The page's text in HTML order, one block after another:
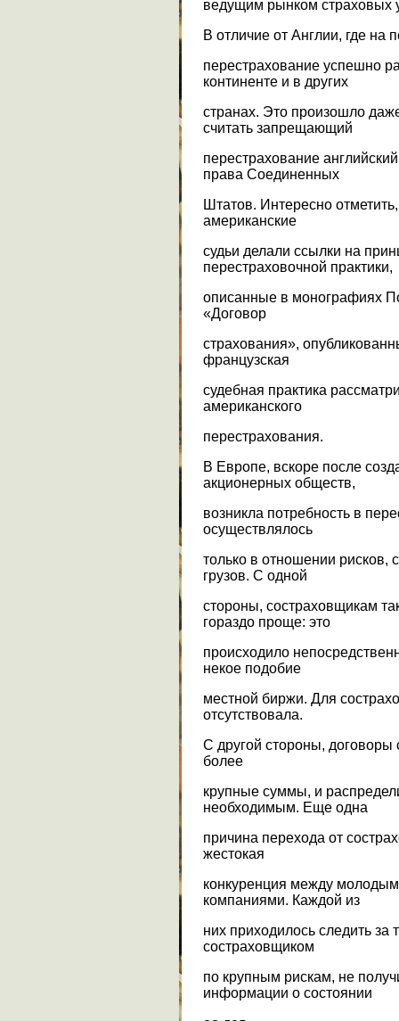
ведущим рынком страховых
В отличие от Англии, где на
перестрахование успешно
континенте и в других
странах. Это произошло
считать запрещающий
перестрахование
права Соединенных
Штатов. Интересно
американские
судьи делали ссылки на
перестраховочной практики,
описанные в монографиях
«Договор
страхования»,
французская
судебная практика
американского
перестрахования.
В Европе, вскоре после
акционерных обществ,
возникла потребность в
осуществлялось
только в отношении рисков,
грузов. С одной
стороны, состраховщикам
гораздо проще: это
происходило
некое подобие
местной биржи. Для
отсутствовала.
С другой стороны, договоры
более
крупные суммы, и
необходимым. Еще одна
причина перехода от
жестокая
конкуренция между
компаниями. Каждой из
них приходилось следить
состраховщиком
по крупным рискам, не
информации о состоянии